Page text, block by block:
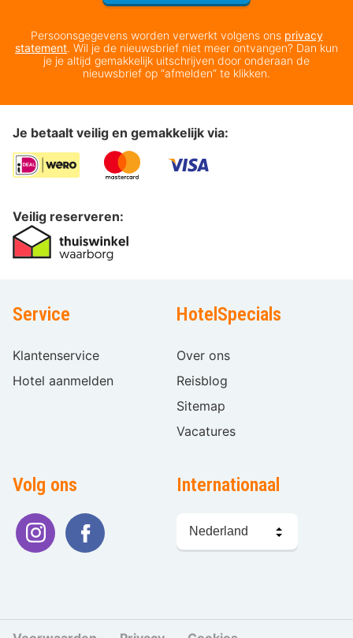
Persoonsgegevens worden verwerkt volgens ons privacy
statement. Wil je de nieuwsbrief niet meer ontvangen? Dan kun
je je altijd gemakkelijk uitschrijven door onderaan de
nieuwsbrief op “afmelden” te klikken.
Je betaalt veilig en gemakkelijk via:
Veilig reserveren:
Service
Klantenservice
Hotel aanmelden
HotelSpecials
Over ons
Reisblog
Sitemap
Vacatures
Volg ons Internationaal
kiezen